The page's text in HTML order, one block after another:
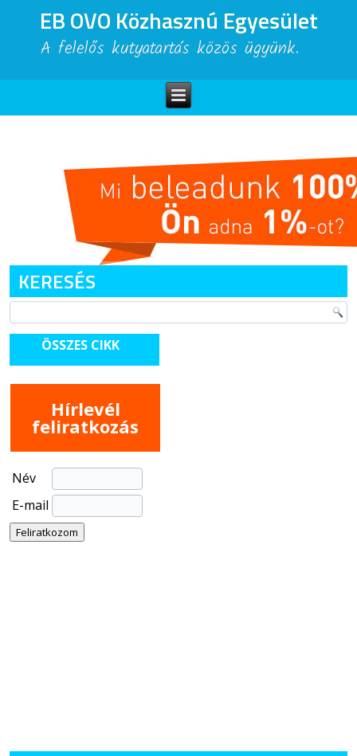
EB OVO Közhasznú Egyesület
A felelős kutyatartás közös ügyünk.
KERESÉS
ÖSSZES CIKK
Hírlevél
feliratkozás
Név
E-mail